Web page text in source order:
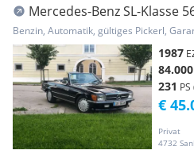
Mercedes-Benz SL-Klasse
Benzin, Automatik, gültiges Pickerl,
1987
84.000
231
Privat
4732
€